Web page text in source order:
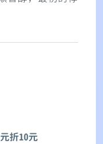
折10元